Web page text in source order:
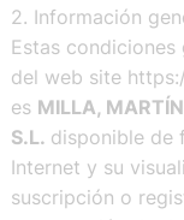
2. Información
Estas condiciones
del web site
es MILLA,
S.L. disponible de
Internet y su
suscripción o